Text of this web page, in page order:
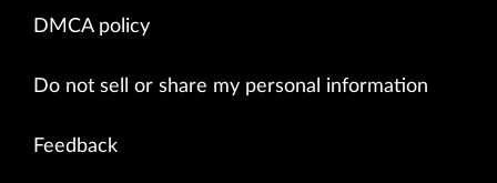
DMCA policy
Do not sell or share my personal information
Feedback